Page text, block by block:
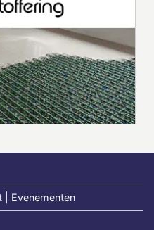
| Evenementen